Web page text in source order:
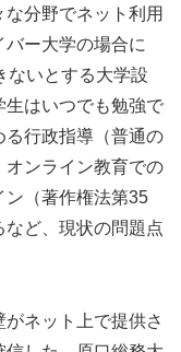
分野でネット利用
ー大学の場合に
ないとする大学設
生はいつでも勉強で
る行政指導（普通の
オンライン教育での
ン（著作権法第35
ど、現状の問題点
ネット上で提供さ